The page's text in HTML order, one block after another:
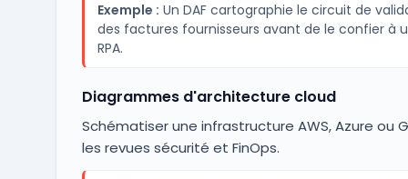
Exemple : Un DAF cartographie le circuit de
des factures fournisseurs avant de le confier à
RPA.
Diagrammes d'architecture cloud
Schématiser une infrastructure AWS, Azure ou
les revues sécurité et FinOps.